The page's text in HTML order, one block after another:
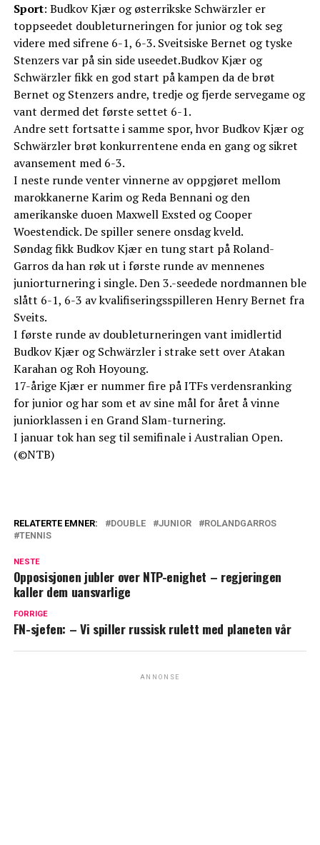
Sport: Budkov Kjær og østerrikske Schwärzler er
toppseedet doubleturneringen for junior og tok seg
videre med sifrene 6-1, 6-3. Sveitsiske Bernet og tyske
Stenzers var på sin side useedet.Budkov Kjær og
Schwärzler fikk en god start på kampen da de brøt
Bernet og Stenzers andre, tredje og fjerde servegame og
vant dermed det første settet 6-1.
Andre sett fortsatte i samme spor, hvor Budkov Kjær og
Schwärzler brøt konkurrentene enda en gang og sikret
avansement med 6-3.
I neste runde venter vinnerne av oppgjøret mellom
marokkanerne Karim og Reda Bennani og den
amerikanske duoen Maxwell Exsted og Cooper
Woestendick. De spiller senere onsdag kveld.
Søndag fikk Budkov Kjær en tung start på Roland-
Garros da han røk ut i første runde av mennenes
juniorturnering i single. Den 3.-seedede nordmannen ble
slått 6-1, 6-3 av kvalifiseringsspilleren Henry Bernet fra
Sveits.
I første runde av doubleturneringen vant imidlertid
Budkov Kjær og Schwärzler i strake sett over Atakan
Karahan og Roh Hoyoung.
17-årige Kjær er nummer fire på ITFs verdensranking
for junior og har som et av sine mål for året å vinne
juniorklassen i en Grand Slam-turnering.
I januar tok han seg til semifinale i Australian Open.
(©NTB)
RELATERTE EMNER: DOUBLE JUNIOR
ROLANDGARROS
TENNIS
NESTE
Opposisjonen jubler over NTP-enighet – regjeringen
kaller dem uansvarlige
FORRIGE
FN-sjefen: – Vi spiller russisk rulett med planeten vår
ANNONSE